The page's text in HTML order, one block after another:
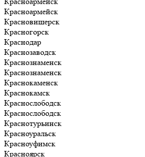
Красноармейск
Красновишерск
Красногорск
Краснодар
Краснозаводск
Краснознаменск
Краснознаменск
Краснокаменск
Краснокамск
Краснослободск
Краснослободск
Краснотурьинск
Красноуральск
Красноуфимск
Красноярск